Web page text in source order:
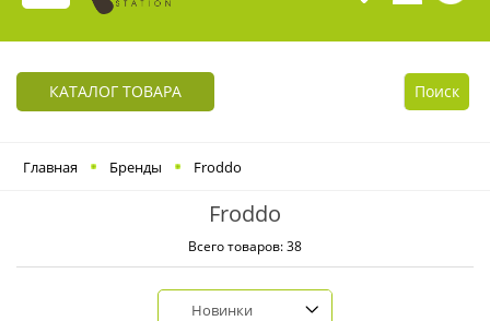
КАТАЛОГ ТОВАРА Поиск
Главная Бренды Froddo
Froddo
Всего товаров: 38
Новинки